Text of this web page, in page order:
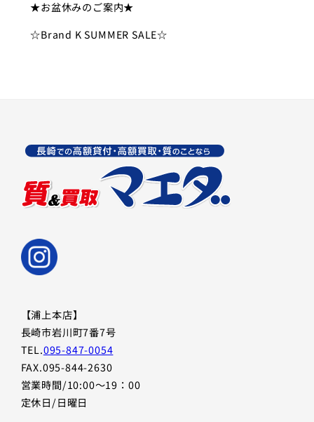
★お盆休みのご案内★
☆Brand K SUMMER SALE☆
【浦上本店】
長崎市岩川町7番7号
TEL.095-847-0054
FAX.095-844-2630
営業時間/10:00〜19：00
定休日/日曜日